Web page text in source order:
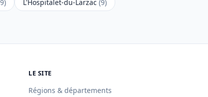
L'Hospitalet-du-Larzac (9)
LE SITE
Régions & départements